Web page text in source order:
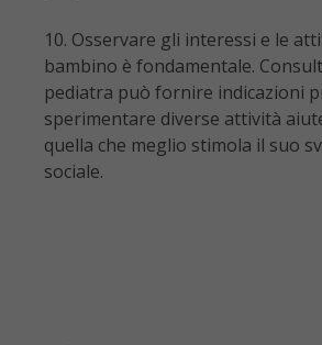
Osservare gli interessi e le
bambino è fondamentale.
pediatra può fornire indicazioni
sperimentare diverse attività
quella che meglio stimola il suo
sociale.